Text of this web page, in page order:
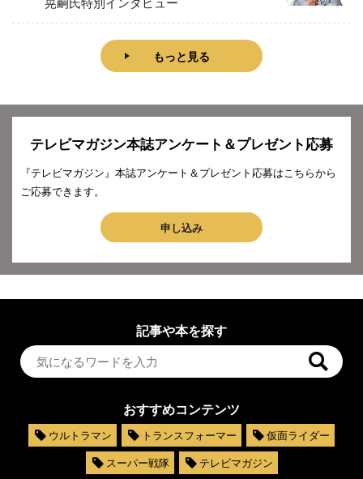
もっと見る
テレビマガジン本誌アンケート＆プレゼント応募
『テレビマガジン』本誌アンケート＆プレゼント応募はこちらから
ご応募できます。
申し込み
記事や本を探す
おすすめコンテンツ
ウルトラマン トランスフォーマー
仮面ライダー
スーパー戦隊
テレビマガジン